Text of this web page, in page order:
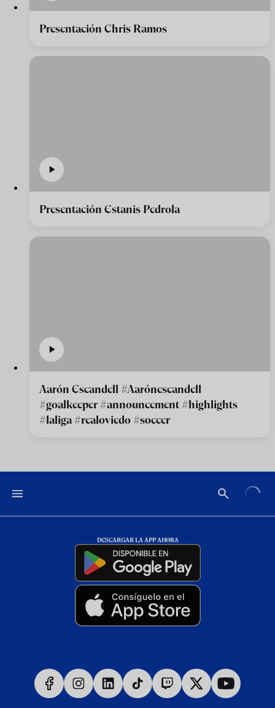
Presentación Chris Ramos
Presentación Estanis Pedrola
Aarón Escandell #Aarónescandell
#goalkeeper #announcement #highlights
#laliga #realoviedo #soccer
DESCARGAR LA APP AHORA